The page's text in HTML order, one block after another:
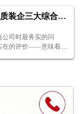
太原装修哪家不错？2026年优质装企三大综合评价标准
司时最务实的问
在的评价——意味着这